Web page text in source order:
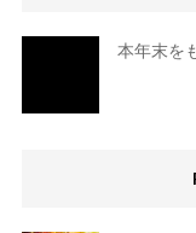
本年末を